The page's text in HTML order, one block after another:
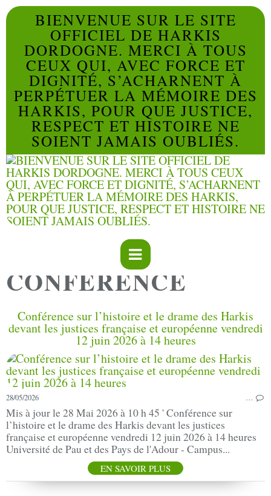
BIENVENUE SUR LE SITE
OFFICIEL DE HARKIS
DORDOGNE. MERCI À TOUS
CEUX QUI, AVEC FORCE ET
DIGNITÉ, S’ACHARNENT À
PERPÉTUER LA MÉMOIRE DES
HARKIS, POUR QUE JUSTICE,
RESPECT ET HISTOIRE NE
SOIENT JAMAIS OUBLIÉS.
CONFERENCE
Conférence sur l’histoire et le drame des Harkis
devant les justices française et européenne vendredi
12 juin 2026 à 14 heures
28/05/2026 …
Mis à jour le 28 Mai 2026 à 10 h 45 ' Conférence sur
l’histoire et le drame des Harkis devant les justices
française et européenne vendredi 12 juin 2026 à 14 heures
Université de Pau et des Pays de l'Adour - Campus...
EN SAVOIR PLUS